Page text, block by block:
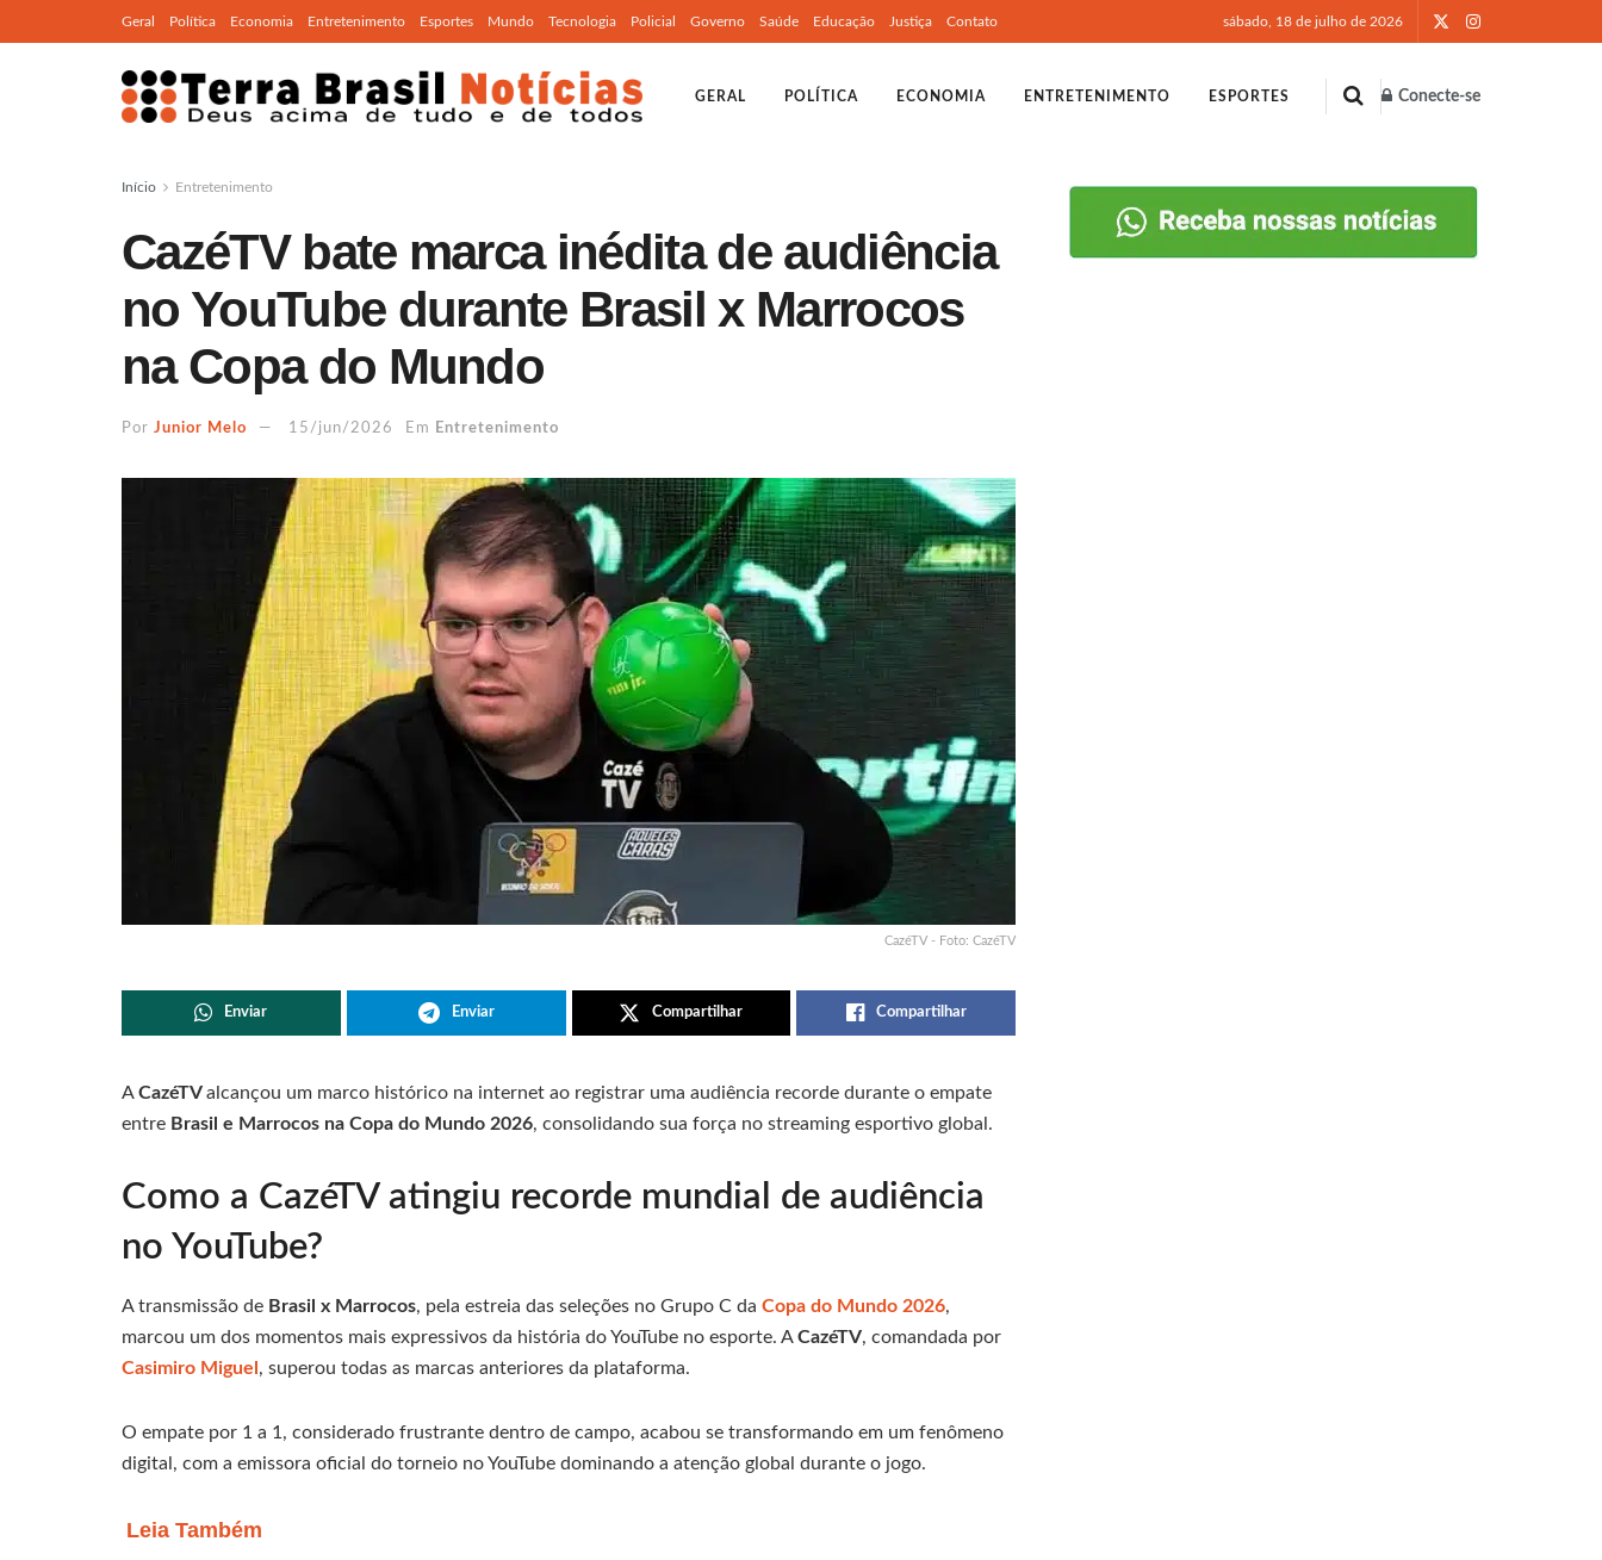
Geral Política Economia Entretenimento Esportes Mundo Tecnologia Policial Governo Saúde Educação Justiça Contato sábado, 18 de julho de 2026
GERAL POLÍTICA ECONOMIA ENTRETENIMENTO ESPORTES Conecte-se
Início Entretenimento
CazéTV bate marca inédita de audiência
no YouTube durante Brasil x Marrocos
na Copa do Mundo
Por Junior Melo 15/jun/2026 Em Entretenimento
CazéTV - Foto: CazéTV
Enviar Enviar Compartilhar Compartilhar
ACazéTValcançou um marco histórico na internet ao registrar uma audiência recorde durante o empate
entre Brasil e Marrocos na Copa do Mundo 2026, consolidando sua força no streaming esportivo global.
Como a CazéTV atingiu recorde mundial de audiência
no YouTube?
A transmissão de Brasil x Marrocos, pela estreia das seleções no Grupo C da Copa do Mundo 2026,
marcou um dos momentos mais expressivos da história do YouTube no esporte. ACazéTV, comandada por
Casimiro Miguel , superou todas as marcas anteriores da plataforma.
O empate por 1 a 1, considerado frustrante dentro de campo, acabou se transformando em um fenômeno
digital, com a emissora oficial do torneio no YouTube dominando a atenção global durante o jogo.
Leia Também